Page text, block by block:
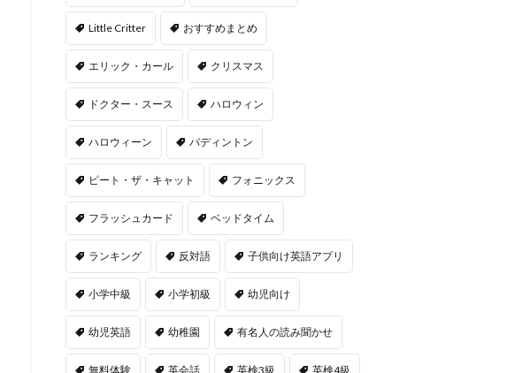
Little Critter おすすめまとめ
エリック・カール クリスマス
ドクター・スース ハロウィン
ハロウィーン パディントン
ピート・ザ・キャット フォニックス
フラッシュカード ベッドタイム
ランキング 反対語 子供向け英語アプリ
小学中級 小学初級 幼児向け
幼児英語 幼稚園 有名人の読み聞かせ
無料体験 英会話 英検3級 英検4級